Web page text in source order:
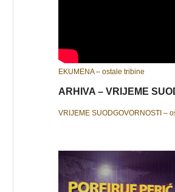
EKUMENA – ostale tribine
ARHIVA – VRIJEME
VRIJEME SUODGOVORNOSTI –